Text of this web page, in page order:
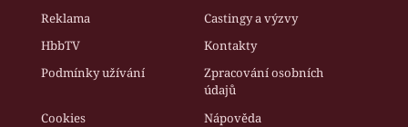
Reklama
Castingy a výzvy
HbbTV
Kontakty
Podmínky užívání
Zpracování osobních
údajů
Cookies
Nápověda